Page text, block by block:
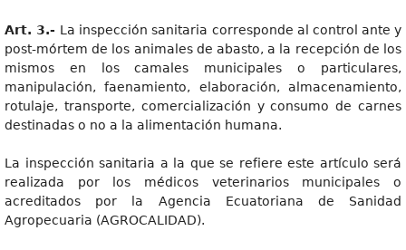
Art. 3.- La inspección sanitaria corresponde al control ante y
post-mórtem de los animales de abasto, a la recepción de los
mismos en los camales municipales o particulares,
manipulación, faenamiento, elaboración, almacenamiento,
rotulaje, transporte, comercialización y consumo de carnes
destinadas o no a la alimentación humana.
La inspección sanitaria a la que se refiere este artículo será
realizada por los médicos veterinarios municipales o
acreditados por la Agencia Ecuatoriana de Sanidad
Agropecuaria (AGROCALIDAD).